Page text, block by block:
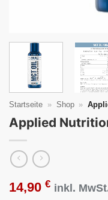
Startseite » Shop »
Applied
14,90 € inkl.